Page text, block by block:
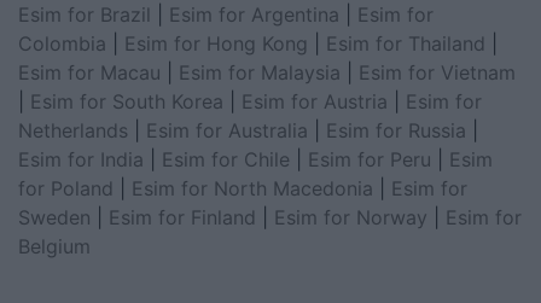
Esim for Brazil
Esim for Argentina
Esim for
Colombia
Esim for Hong Kong Esim for Thailand
Esim for Macau
Esim for Malaysia
Esim for Vietnam
Esim for South Korea Esim for Austria
Esim for
Netherlands
Esim for Australia Esim for Russia
Esim for India
Esim for Chile Esim for Peru
Esim
for Poland
Esim for North Macedonia
Esim for
Sweden
Esim for Finland Esim for Norway
Esim for
Belgium